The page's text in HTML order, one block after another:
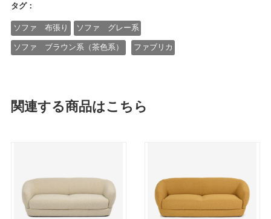
タグ：
ソファ 布張り ソファ グレー系
ソファ ブラウン系（茶色系） ファブリカ
関連する商品はこちら